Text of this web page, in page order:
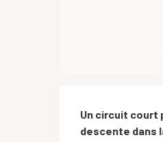
Un circuit court
descente dans